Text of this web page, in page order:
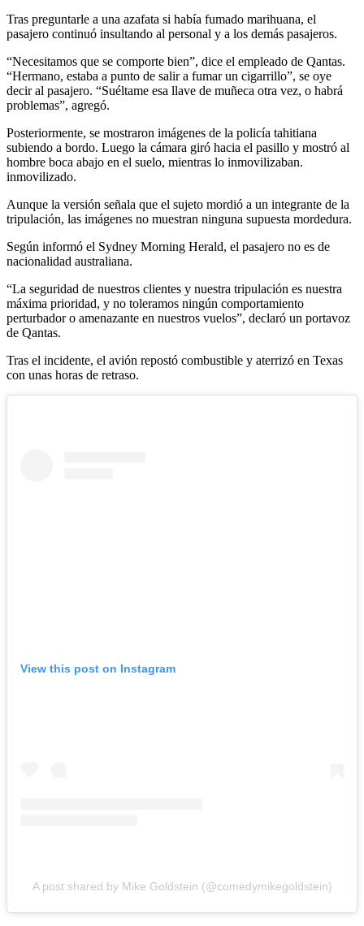
Tras preguntarle a una azafata si había fumado marihuana, el
pasajero continuó insultando al personal y a los demás pasajeros.
“Necesitamos que se comporte bien”, dice el empleado de Qantas.
“Hermano, estaba a punto de salir a fumar un cigarrillo”, se oye
decir al pasajero. “Suéltame esa llave de muñeca otra vez, o habrá
problemas”, agregó.
Posteriormente, se mostraron imágenes de la policía tahitiana
subiendo a bordo. Luego la cámara giró hacia el pasillo y mostró al
hombre boca abajo en el suelo, mientras lo inmovilizaban.
inmovilizado.
Aunque la versión señala que el sujeto mordió a un integrante de la
tripulación, las imágenes no muestran ninguna supuesta mordedura.
Según informó el Sydney Morning Herald, el pasajero no es de
nacionalidad australiana.
“La seguridad de nuestros clientes y nuestra tripulación es nuestra
máxima prioridad, y no toleramos ningún comportamiento
perturbador o amenazante en nuestros vuelos”, declaró un portavoz
de Qantas.
Tras el incidente, el avión repostó combustible y aterrizó en Texas
con unas horas de retraso.
View this post on Instagram
A post shared by Mike Goldstein (@comedymikegoldstein)